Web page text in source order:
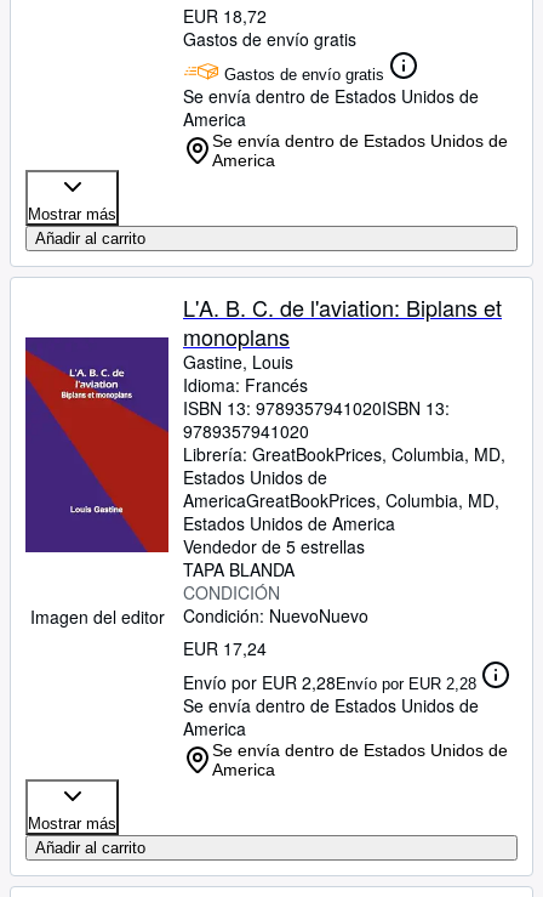
EUR 18,72
Gastos de envío gratis
Gastos de envío gratis
Se envía dentro de Estados Unidos de
America
Se envía dentro de Estados Unidos de
America
Mostrar más
Añadir al carrito
Imagen del editor
L'A. B. C. de l'aviation: Biplans et
monoplans
Gastine, Louis
Idioma: Francés
ISBN 13: 9789357941020ISBN 13:
9789357941020
Librería: GreatBookPrices, Columbia, MD,
Estados Unidos de
AmericaGreatBookPrices, Columbia, MD,
Estados Unidos de America
Vendedor de 5 estrellas
TAPA BLANDA
CONDICIÓN
Condición: NuevoNuevo
EUR 17,24
Envío por EUR 2,28Envío por EUR 2,28
Se envía dentro de Estados Unidos de
America
Se envía dentro de Estados Unidos de
America
Mostrar más
Añadir al carrito